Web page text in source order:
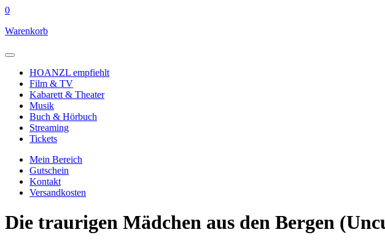
0
Warenkorb
HOANZL empfiehlt
Film & TV
Kabarett & Theater
Musik
Buch & Hörbuch
Streaming
Tickets
Mein Bereich
Gutschein
Kontakt
Versandkosten
Die traurigen Mädchen aus den Bergen